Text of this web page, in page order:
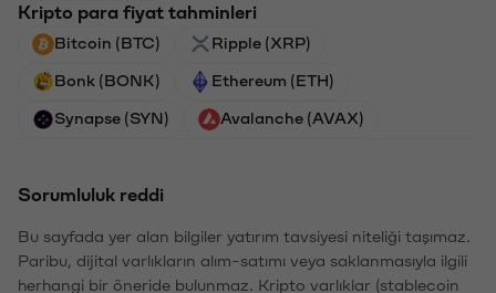
Kripto para fiyat tahminleri
Bitcoin (BTC) Ripple (XRP)
Bonk (BONK) Ethereum (ETH)
Synapse (SYN) Avalanche (AVAX)
Sorumluluk reddi
Bu sayfada yer alan bilgiler yatırım tavsiyesi niteliği taşımaz.
Paribu, dijital varlıkların alım-satımı veya saklanmasıyla ilgili
herhangi bir öneride bulunmaz. Kripto varlıklar (stablecoin